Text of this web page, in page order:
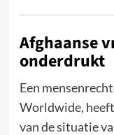
Afghaanse
onderdrukt
Een
Worldwide,
van de situatie